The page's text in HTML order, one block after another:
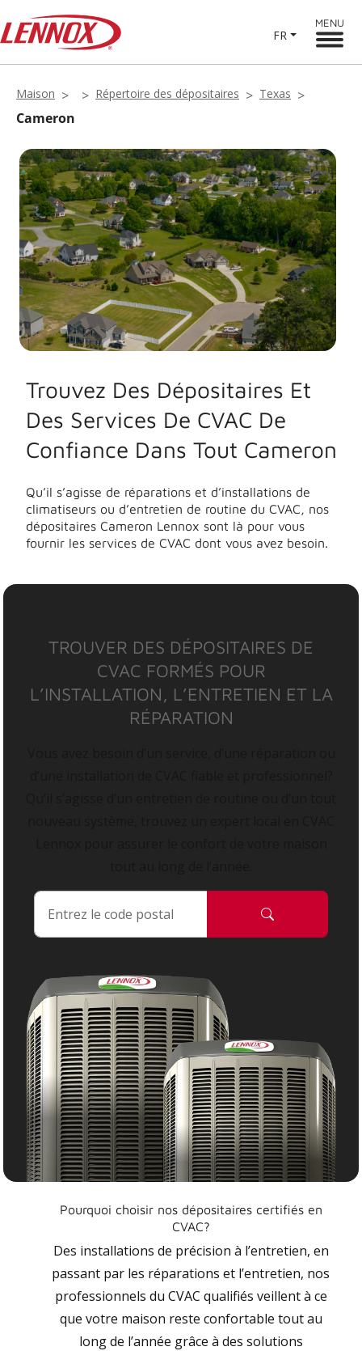
FR
MENU
Maison Répertoire des dépositaires Texas
Cameron
Trouvez Des Dépositaires Et
Des Services De CVAC De
Confiance Dans Tout Cameron
Qu’il s’agisse de réparations et d’installations de
climatiseurs ou d’entretien de routine du CVAC, nos
dépositaires Cameron Lennox sont là pour vous
fournir les services de CVAC dont vous avez besoin.
TROUVER DES DÉPOSITAIRES DE
CVAC FORMÉS POUR
L’INSTALLATION, L’ENTRETIEN ET LA
RÉPARATION
Pourquoi choisir nos dépositaires certifiés en
CVAC?
Des installations de précision à l’entretien, en
passant par les réparations et l’entretien, nos
professionnels du CVAC qualifiés veillent à ce
que votre maison reste confortable tout au
long de l’année grâce à des solutions